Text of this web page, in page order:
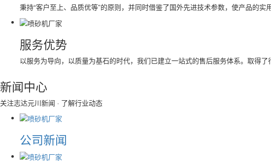
秉持“客户至上、品质优等”的原则，并同时借鉴了国外先进技术参数，使产品的实
服务优势
以服务为导向，以质量为基石的时代，我们已建立一站式的售后服务体系。取得了
新闻中心
关注志达元川新闻 · 了解行业动态
公司新闻